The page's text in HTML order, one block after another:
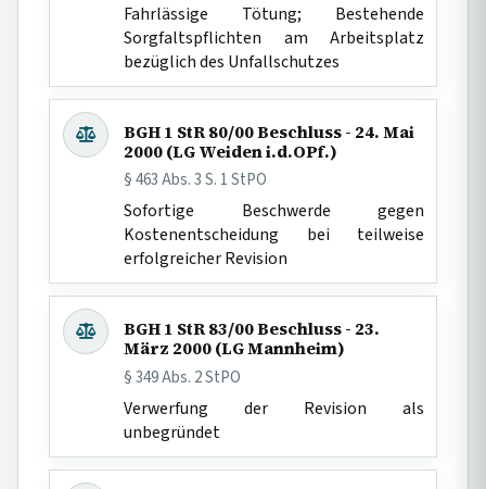
Fahrlässige Tötung; Bestehende
Sorgfaltspflichten am Arbeitsplatz
bezüglich des Unfallschutzes
BGH 1 StR 80/00 Beschluss - 24. Mai
2000 (LG Weiden i.d.OPf.)
§ 463 Abs. 3 S. 1 StPO
Sofortige Beschwerde gegen
Kostenentscheidung bei teilweise
erfolgreicher Revision
BGH 1 StR 83/00 Beschluss - 23.
März 2000 (LG Mannheim)
§ 349 Abs. 2 StPO
Verwerfung der Revision als
unbegründet